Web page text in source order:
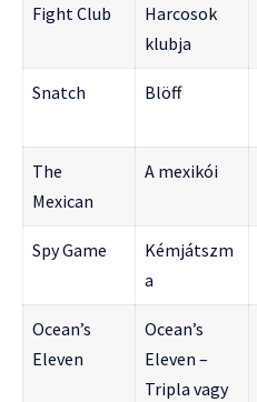
Fight Club
Harcosok
klubja
Snatch Blöff
The
Mexican
A mexikói
Spy Game
Kémjátszm
a
Ocean’s
Eleven
Ocean’s
Eleven –
Tripla vagy